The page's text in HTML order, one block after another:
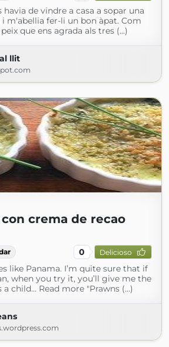
havia de vindre a casa a sopar una
m'abellia fer-li un bon àpat. Com
que ens agrada als tres (...)
llit
crema de recao
0 Delicioso
like Panama. I’m quite sure that if
when you try it, you’ll give me the
a child… Read more "Prawns (...)